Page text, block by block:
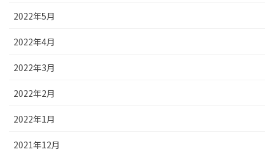
2022年5月
2022年4月
2022年3月
2022年2月
2022年1月
2021年12月